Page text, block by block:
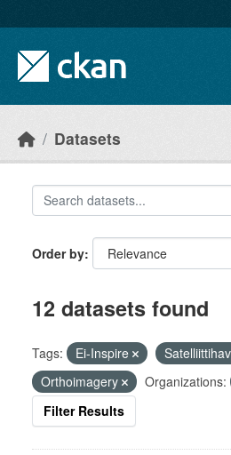
Datasets
Order by
12 datasets found
Tags: Ei-Inspire
Orthoimagery
Organizations:
Filter Results